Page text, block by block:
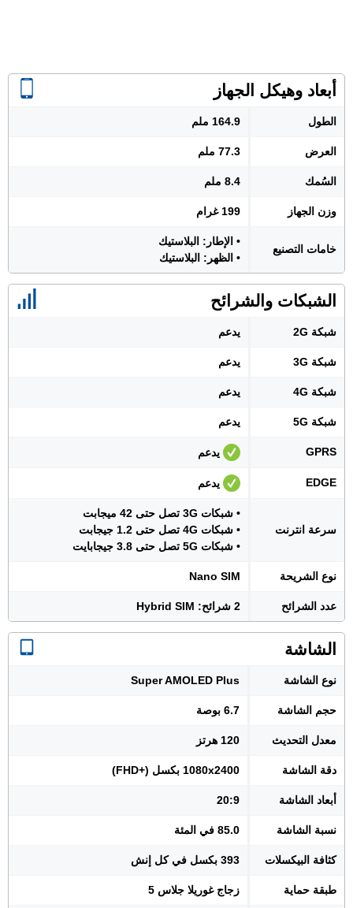
أبعاد وهيكل الجهاز
الطول 164.9 ملم
العرض 77.3 ملم
السُمك 8.4 ملم
وزن الجهاز 199 غرام
خامات التصنيع
• الإطار: البلاستيك
• الظهر: البلاستيك
الشبكات والشرائح
شبكة 2G يدعم
شبكة 3G يدعم
شبكة 4G يدعم
شبكة 5G يدعم
GPRS يدعم
EDGE يدعم
سرعة انترنت
• شبكات 3G تصل حتى 42 ميجابت
• شبكات 4G تصل حتى 1.2 جيجابت
• شبكات 5G تصل حتى 3.8 جيجابايت
نوع الشريحة Nano SIM
عدد الشرائح 2 شرائح: Hybrid SIM
الشاشة
نوع الشاشة Super AMOLED Plus
حجم الشاشة 6.7 بوصة
معدل التحديث 120 هرتز
دقة الشاشة 1080x2400 بكسل (+FHD)
أبعاد الشاشة 20:9
نسبة الشاشة 85.0 في المئة
كثافة البيكسلات 393 بكسل في كل إنش
طبقة حماية زجاج غوريلا جلاس 5